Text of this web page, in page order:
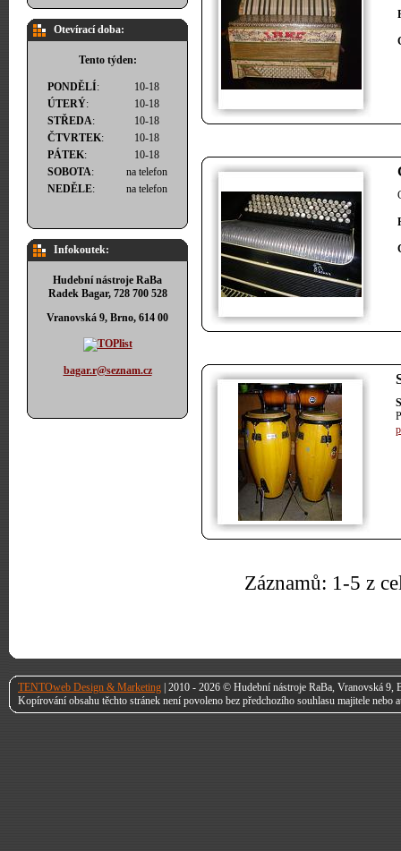
Otevírací doba:
Tento týden:
PONDĚLÍ:
10-18
ÚTERÝ:
10-18
STŘEDA:
10-18
ČTVRTEK:
10-18
PÁTEK:
10-18
SOBOTA:
na telefon
NEDĚLE: na telefon
Infokoutek:
Hudební nástroje RaBa
Radek Bagar, 728 700 528
Vranovská 9, Brno, 614 00
bagar.r@seznam.cz
Záznamů: 1-5 z
TENTOweb Design & Marketing | 2010 - 2026 © Hudební nástroje RaBa, Vranovská 9,
Kopírování obsahu těchto stránek není povoleno bez předchozího souhlasu majitele nebo